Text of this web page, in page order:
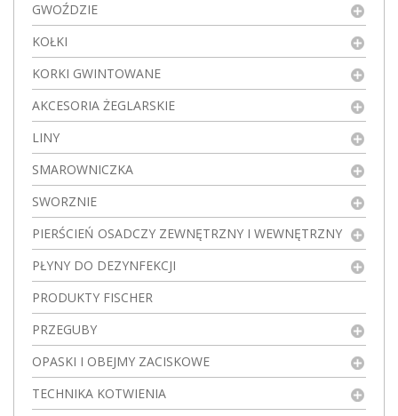
GWOŹDZIE
KOŁKI
KORKI GWINTOWANE
AKCESORIA ŻEGLARSKIE
LINY
SMAROWNICZKA
SWORZNIE
PIERŚCIEŃ OSADCZY ZEWNĘTRZNY I WEWNĘTRZNY
PŁYNY DO DEZYNFEKCJI
PRODUKTY FISCHER
PRZEGUBY
OPASKI I OBEJMY ZACISKOWE
TECHNIKA KOTWIENIA